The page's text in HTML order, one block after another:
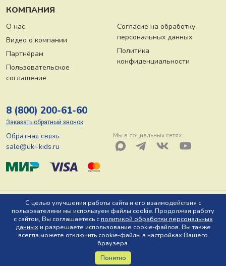
С целью улучшения работы сайта и его взаимодействия с
пользователями мы используем файлы cookie. Продолжая работу
с сайтом, Вы соглашаетесь сполитикой обработки персональных
данных и разрешаете использование cookie-файлов. Вы также
всегда можете отключить cookie-файлы в настройках Вашего
браузера.
Понятно
КОМПАНИЯ
О нас
Видео о компании
Партнёрам
Пользовательское
соглашение
Согласие на обработку
персональных данных
Политика
конфиденциальности
8 (800) 200-61-60
Заказать обратный звонок
Обратная связь
sale@uki-kids.ru
Мы в социальных сетях:
© ООО «Юки-кидс» 2026, Тел: 8 (800) 200-61-60, Адрес: 150044 г.
Ярославль, пр-т Октября, д. 78 Ю